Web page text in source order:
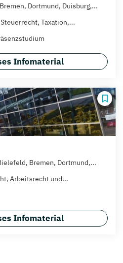
Dortmund, Duisburg,...
Taxation,...
Infomaterial
Bremen, Dortmund,...
Arbeitsrecht und...
Infomaterial